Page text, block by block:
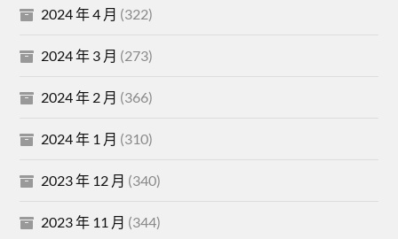
2024 年 4 月 (322)
2024 年 3 月 (273)
2024 年 2 月 (366)
2024 年 1 月 (310)
2023 年 12 月 (340)
2023 年 11 月 (344)